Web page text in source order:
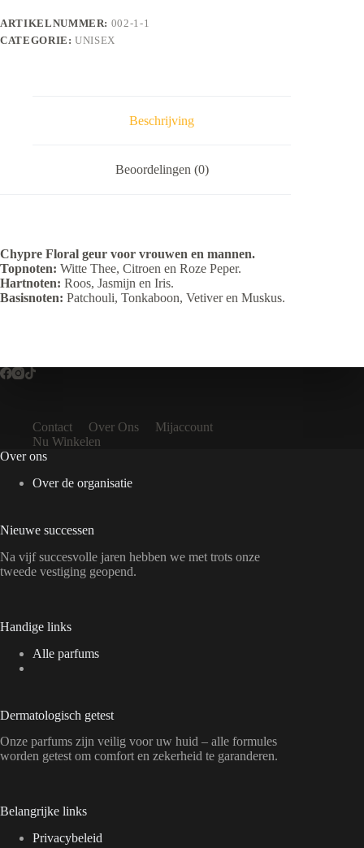
ARTIKELNUMMER: 002-1-1
CATEGORIE:UNISEX
Beschrijving
Beoordelingen (0)
Chypre Floral geur voor vrouwen en mannen.
Topnoten: Witte Thee, Citroen en Roze Peper.
Hartnoten: Roos, Jasmijn en Iris.
Basisnoten: Patchouli, Tonkaboon, Vetiver en Muskus.
Contact Over Ons
Mijaccount
Nu Winkelen
Over ons
Over de organisatie
Nieuwe successen
Na vijf succesvolle jaren hebben we met trots onze
tweede vestiging geopend.
Handige links
Alle parfums
Dermatologisch getest
Onze parfums zijn veilig voor uw huid – alle formules
worden getest om comfort en zekerheid te garanderen.
Belangrijke links
Privacybeleid